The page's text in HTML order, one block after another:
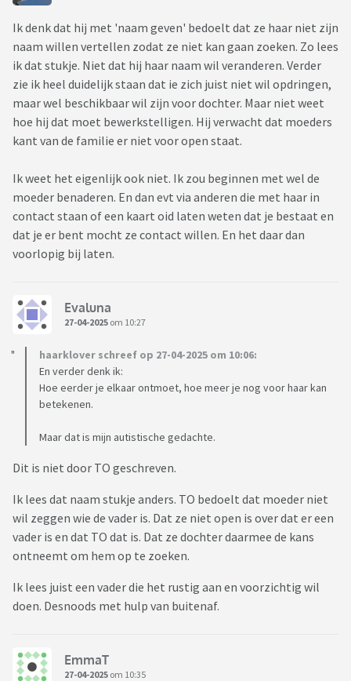
Ik denk dat hij met 'naam geven' bedoelt dat ze haar niet zijn
naam willen vertellen zodat ze niet kan gaan zoeken. Zo lees
ik dat stukje. Niet dat hij haar naam wil veranderen. Verder
zie ik heel duidelijk staan dat ie zich juist niet wil opdringen,
maar wel beschikbaar wil zijn voor dochter. Maar niet weet
hoe hij dat moet bewerkstelligen. Hij verwacht dat moeders
kant van de familie er niet voor open staat.
Ik weet het eigenlijk ook niet. Ik zou beginnen met wel de
moeder benaderen. En dan evt via anderen die met haar in
contact staan of een kaart oid laten weten dat je bestaat en
dat je er bent mocht ze contact willen. En het daar dan
voorlopig bij laten.
Evaluna
27-04-2025 om 10:27
haarklover schreef op 27-04-2025 om 10:06:
En verder denk ik:
Hoe eerder je elkaar ontmoet, hoe meer je nog voor haar kan
betekenen.
Maar dat is mijn autistische gedachte.
Dit is niet door TO geschreven.
Ik lees dat naam stukje anders. TO bedoelt dat moeder niet
wil zeggen wie de vader is. Dat ze niet open is over dat er een
vader is en dat TO dat is. Dat ze dochter daarmee de kans
ontneemt om hem op te zoeken.
Ik lees juist een vader die het rustig aan en voorzichtig wil
doen. Desnoods met hulp van buitenaf.
EmmaT
27-04-2025 om 10:35